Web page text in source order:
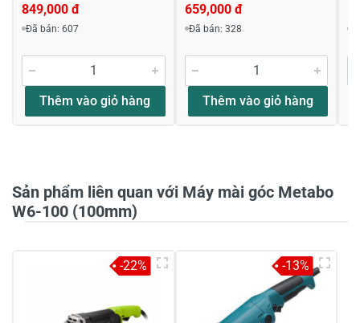
Viết nhận xét về sản phẩm
Đánh giá sao
Tiêu đề của nhận xét *
Viết nhận xét của bạn vào bên dưới
849,000 đ
Đã bán: 607
Thêm vào giỏ hàng
659,000 đ
Đã bán: 328
Thêm vào giỏ hàng
Sản phẩm liên quan với Máy mài góc Metabo
W6-100 (100mm)
-22% -13%